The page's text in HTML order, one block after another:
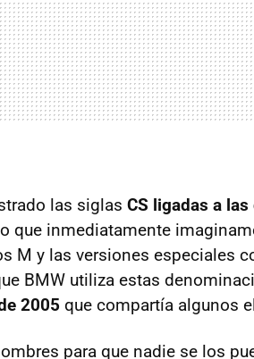
las siglas CS ligadas a
que inmediatamente
M y las versiones especiales
BMW utiliza estas
2005 que compartía algunos
para que nadie se los